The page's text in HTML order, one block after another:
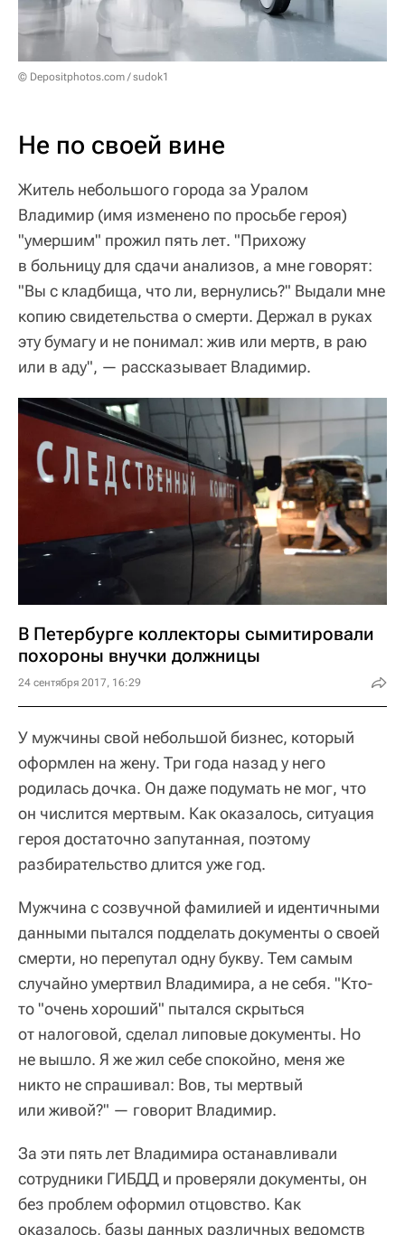
© Depositphotos.com / sudok1
Не по своей вине
Житель небольшого города за Уралом
Владимир (имя изменено по просьбе героя)
"умершим" прожил пять лет. "Прихожу
в больницу для сдачи анализов, а мне говорят:
"Вы с кладбища, что ли, вернулись?" Выдали мне
копию свидетельства о смерти. Держал в руках
эту бумагу и не понимал: жив или мертв, в раю
или в аду", — рассказывает Владимир.
В Петербурге коллекторы сымитировали
похороны внучки должницы
24 сентября 2017, 16:29
У мужчины свой небольшой бизнес, который
оформлен на жену. Три года назад у него
родилась дочка. Он даже подумать не мог, что
он числится мертвым. Как оказалось, ситуация
героя достаточно запутанная, поэтому
разбирательство длится уже год.
Мужчина с созвучной фамилией и идентичными
данными пытался подделать документы о своей
смерти, но перепутал одну букву. Тем самым
случайно умертвил Владимира, а не себя. "Кто-
то "очень хороший" пытался скрыться
от налоговой, сделал липовые документы. Но
не вышло. Я же жил себе спокойно, меня же
никто не спрашивал: Вов, ты мертвый
или живой?" — говорит Владимир.
За эти пять лет Владимира останавливали
сотрудники ГИБДД и проверяли документы, он
без проблем оформил отцовство. Как
оказалось, базы данных различных ведомств